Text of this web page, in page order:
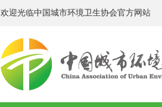
欢迎光临中国城市环境卫生协会官方网站